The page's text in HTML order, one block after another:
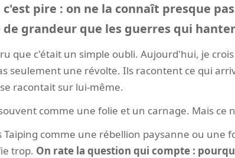
c'est pire : on ne la connaît presque
grandeur que les guerres qui
que c'était un simple oubli. Aujourd'hui, je
seulement une révolte. Ils racontent ce qui
racontait sur lui-même.
comme une folie et un carnage. Mais ce
Taiping comme une rébellion paysanne ou une
trop. On rate la question qui compte :